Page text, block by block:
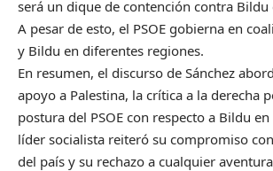
será un dique de contención contra Bildu
A pesar de esto, el PSOE gobierna en
y Bildu en diferentes regiones.
En resumen, el discurso de Sánchez
apoyo a Palestina, la crítica a la derecha
postura del PSOE con respecto a Bildu en
líder socialista reiteró su compromiso
del país y su rechazo a cualquier